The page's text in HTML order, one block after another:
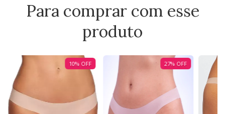
Para comprar com esse
produto
10% OFF 27% OFF